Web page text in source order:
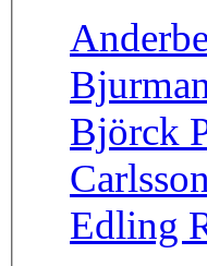
Björck
Edling